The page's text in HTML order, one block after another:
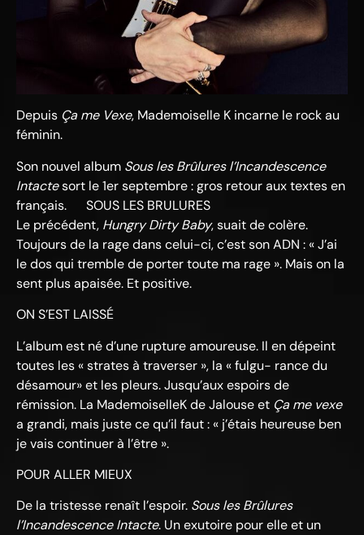
Depuis Ça me Vexe, Mademoiselle K incarne le rock au
féminin.
Son nouvel album Sous les Brûlures l’Incandescence
Intactesort le 1er septembre : gros retour aux textes en
français. SOUS LES BRULURES
Le précédent, Hungry Dirty Baby, suait de colère.
Toujours de la rage dans celui-ci, c’est son ADN : « J’ai
le dos qui tremble de porter toute ma rage ». Mais on la
sent plus apaisée. Et positive.
ON S’EST LAISSÉ
L’album est né d’une rupture amoureuse. Il en dépeint
toutes les « strates à traverser », la « fulgu- rance du
désamour» et les pleurs. Jusqu’aux espoirs de
rémission. La MademoiselleK de Jalouse et Ça me vexe
a grandi, mais juste ce qu’il faut : « j’étais heureuse ben
je vais continuer à l’être ».
POUR ALLER MIEUX
De la tristesse renaît l’espoir. Sous les Brûlures
l’Incandescence Intacte. Un exutoire pour elle et un